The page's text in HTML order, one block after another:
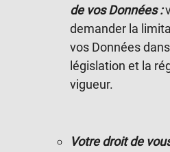
de vos Données :
demander la
vos Données
législation et la
vigueur.
Votre droit de